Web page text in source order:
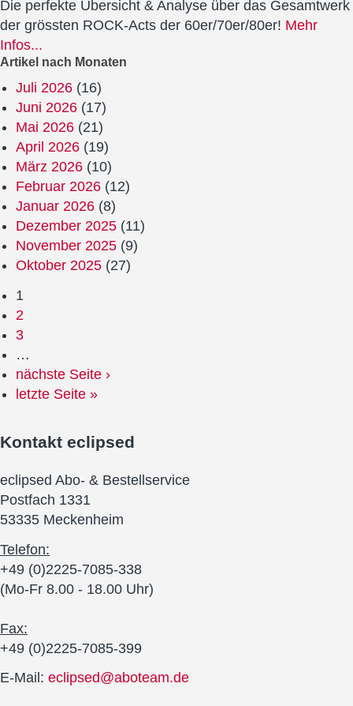
Die perfekte Übersicht & Analyse über das Gesamtwerk
der grössten ROCK-Acts der 60er/70er/80er! Mehr
Infos...
Artikel nach Monaten
Juli 2026 (16)
Juni 2026 (17)
Mai 2026 (21)
April 2026 (19)
März 2026 (10)
Februar 2026 (12)
Januar 2026 (8)
Dezember 2025 (11)
November 2025 (9)
Oktober 2025 (27)
1
2
3
…
nächste Seite ›
letzte Seite »
Kontakt eclipsed
eclipsed Abo- & Bestellservice
Postfach 1331
53335 Meckenheim
Telefon:
+49 (0)2225-7085-338
(Mo-Fr 8.00 - 18.00 Uhr)
Fax:
+49 (0)2225-7085-399
E-Mail: eclipsed@aboteam.de